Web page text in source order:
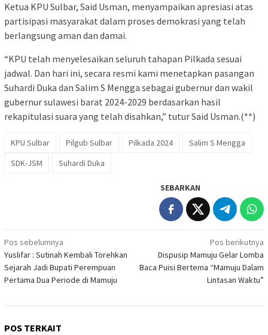
Ketua KPU Sulbar, Said Usman, menyampaikan apresiasi atas
partisipasi masyarakat dalam proses demokrasi yang telah
berlangsung aman dan damai.
“KPU telah menyelesaikan seluruh tahapan Pilkada sesuai
jadwal. Dan hari ini, secara resmi kami menetapkan pasangan
Suhardi Duka dan Salim S Mengga sebagai gubernur dan wakil
gubernur sulawesi barat 2024-2029 berdasarkan hasil
rekapitulasi suara yang telah disahkan,” tutur Said Usman.(**)
KPU Sulbar Pilgub Sulbar Pilkada 2024
Salim S Mengga
SDK-JSM
Suhardi Duka
SEBARKAN
Navigasi
pos
Pos sebelumnya
Yuslifar : Sutinah Kembali Torehkan
Sejarah Jadi Bupati Perempuan
Pertama Dua Periode di Mamuju
Pos berikutnya
Dispusip Mamuju Gelar Lomba
Baca Puisi Bertema “Mamuju Dalam
Lintasan Waktu”
POS TERKAIT